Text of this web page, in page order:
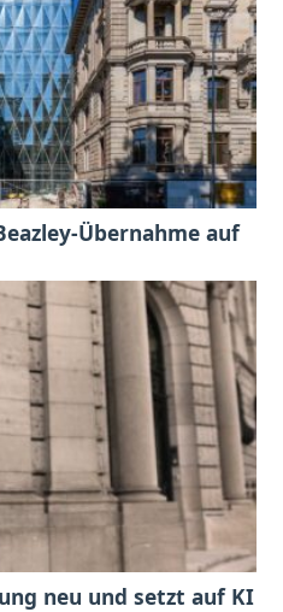
Übernahme auf
neu und setzt auf KI